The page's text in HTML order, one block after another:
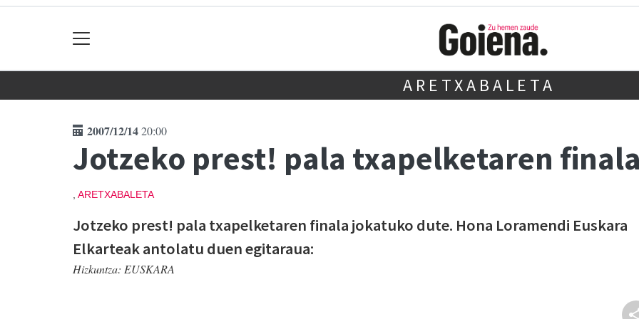
ARETXABALETA
2007/12/1420:00
Jotzeko prest! pala txapelketaren
ARETXABALETA
Jotzeko prest! pala txapelketaren finala jokatuko dute. Hona Loramendi Euskara
Elkarteak antolatu duen egitaraua:
Hizkuntza: EUSKARA